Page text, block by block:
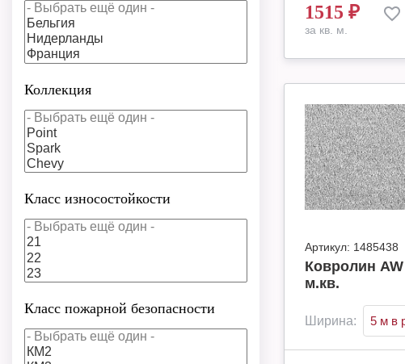
Коллекция
Класс износостойкости
Класс пожарной безопасности
1515 ₽
за кв. м.
Артикул: 1485438
Ковролин
м.кв.
Ширина: